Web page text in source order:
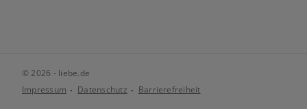
© 2026 - liebe.de
Impressum
Datenschutz Barrierefreiheit